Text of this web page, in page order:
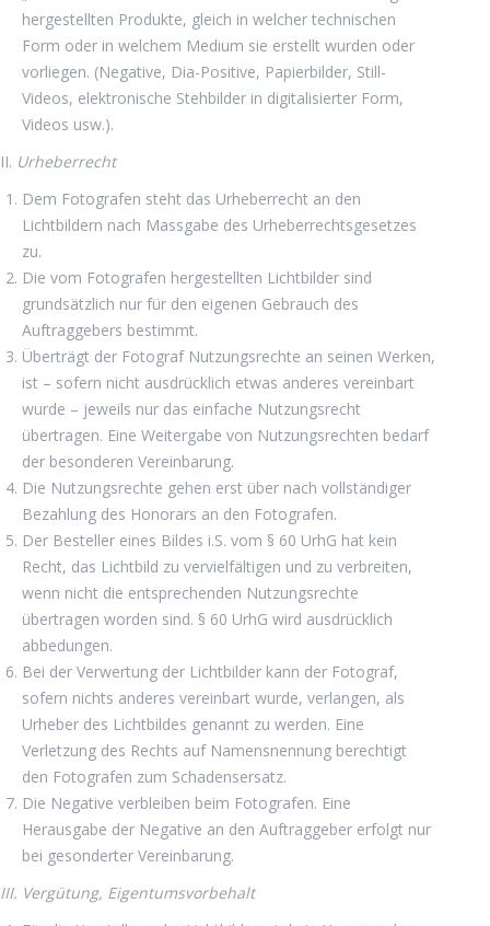
hergestellten Produkte, gleich in welcher technischen
Form oder in welchem Medium sie erstellt wurden oder
vorliegen. (Negative, Dia-Positive, Papierbilder, Still-
Videos, elektronische Stehbilder in digitalisierter Form,
Videos usw.).
II. Urheberrecht
Dem Fotografen steht das Urheberrecht an den
Lichtbildern nach Massgabe des Urheberrechtsgesetzes
zu.
Die vom Fotografen hergestellten Lichtbilder sind
grundsätzlich nur für den eigenen Gebrauch des
Auftraggebers bestimmt.
Überträgt der Fotograf Nutzungsrechte an seinen Werken,
ist – sofern nicht ausdrücklich etwas anderes vereinbart
wurde – jeweils nur das einfache Nutzungsrecht
übertragen. Eine Weitergabe von Nutzungsrechten bedarf
der besonderen Vereinbarung.
Die Nutzungsrechte gehen erst über nach vollständiger
Bezahlung des Honorars an den Fotografen.
Der Besteller eines Bildes i.S. vom § 60 UrhG hat kein
Recht, das Lichtbild zu vervielfältigen und zu verbreiten,
wenn nicht die entsprechenden Nutzungsrechte
übertragen worden sind. § 60 UrhG wird ausdrücklich
abbedungen.
Bei der Verwertung der Lichtbilder kann der Fotograf,
sofern nichts anderes vereinbart wurde, verlangen, als
Urheber des Lichtbildes genannt zu werden. Eine
Verletzung des Rechts auf Namensnennung berechtigt
den Fotografen zum Schadensersatz.
Die Negative verbleiben beim Fotografen. Eine
Herausgabe der Negative an den Auftraggeber erfolgt nur
bei gesonderter Vereinbarung.
III. Vergütung, Eigentumsvorbehalt